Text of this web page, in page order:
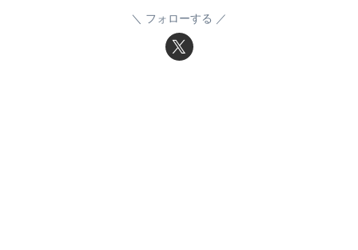
フォローする